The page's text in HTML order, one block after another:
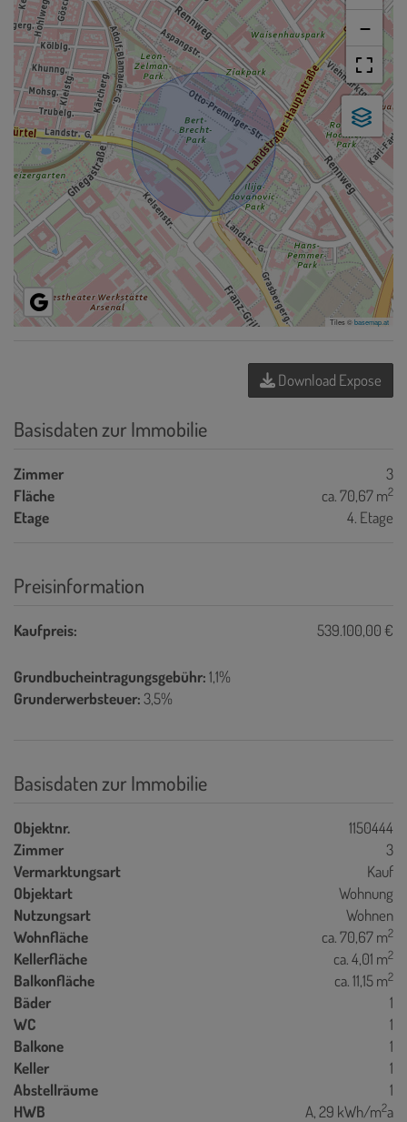
−
Tiles ©basemap.at
Download Expose
Basisdaten zur Immobilie
Zimmer
3
Fläche
ca. 70,67 m2
Etage 4. Etage
Preisinformation
Kaufpreis: 539.100,00 €
Grundbucheintragungsgebühr:1,1%
Grunderwerbsteuer:3,5%
Basisdaten zur Immobilie
Objektnr.
1150444
Zimmer
3
Vermarktungsart
Kauf
Objektart
Wohnung
Nutzungsart
Wohnen
Wohnfläche
ca. 70,67 m2
Kellerfläche ca. 4,01 m2
Balkonfläche ca. 11,15 m2
Bäder
1
WC
1
Balkone
1
Keller
1
Abstellräume
1
HWB
A, 29 kWh/m2a